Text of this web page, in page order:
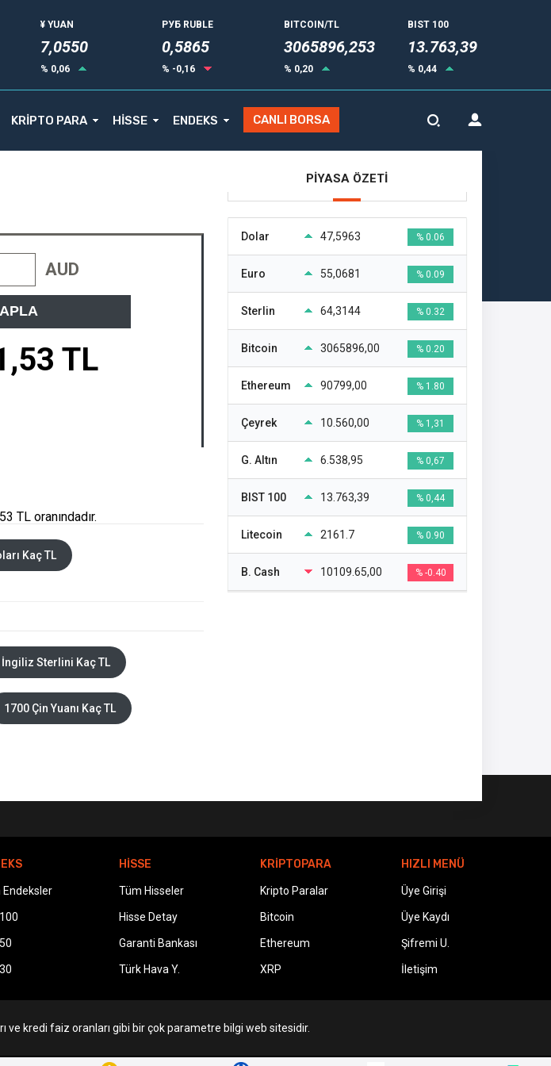
¥ YUAN
7,0550
% 0,06
РУБ RUBLE
0,5875
% -0,16
BITCOIN/TL
3065896,253
% 0,20
BIST 100
13.763,39
% 0,44
KRİPTO PARA HİSSE ENDEKS CANLI BORSA
AUD
TL
TL oranındadır.
Kaç TL
İngiliz Sterlini Kaç TL
1700 Çin Yuanı Kaç TL
PİYASA ÖZETİ
Dolar 47,5963 % 0.06
Euro 55,0681 % 0.09
Sterlin 64,3144 % 0.32
Bitcoin 3065896,00 % 0.20
Ethereum 90799,00 % 1.80
Çeyrek 10.560,00 % 1,31
G. Altın 6.538,95 % 0,67
BIST 100 13.763,39 % 0,44
Litecoin 2161.7 % 0.90
B. Cash 10109.65,00 % -0.40
Endeksler
HİSSE
Tüm Hisseler
Hisse Detay
Garanti Bankası
Türk Hava Y.
KRİPTOPARA
Kripto Paralar
Bitcoin
Ethereum
XRP
HIZLI MENÜ
Üye Girişi
Üye Kaydı
Şifremi U.
İletişim
ve kredi faiz oranları gibi bir çok parametre bilgi web sitesidir.